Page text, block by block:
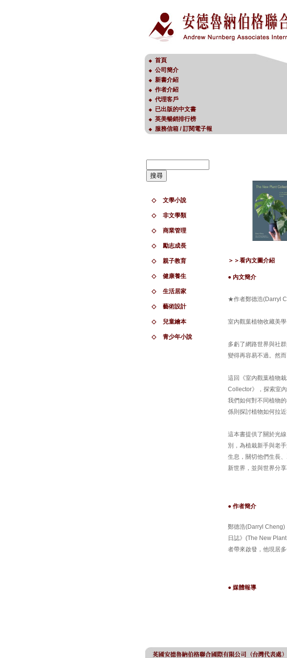
◆ 首頁
◆ 公司簡介
◆ 新書介紹
◆ 作者介紹
◆ 代理客戶
◆ 已出版的中文書
◆ 英美暢銷排行榜
◆ 服務信箱 / 訂閱電子報
◇ 文學小說
◇ 非文學類
◇ 商業管理
◇ 勵志成長
◇ 親子教育
◇ 健康養生
◇ 生活居家
◇ 藝術設計
◇ 兒童繪本
◇ 青少年小說
＞＞看內文圖介紹
● 內文簡介
★作者鄭德浩(Darryl
室內觀葉植物收藏美
多虧了網路世界與社
變得再容易不過。然
這回《室內觀葉植物
Collector》，探索室
我們如何對不同植物
係則探討植物如何拉
這本書提供了關於光
別，為植栽新手與老
生息，關切他們生長
新世界，並與世界分
● 作者簡介
鄭德浩(Darryl Cheng)
日誌》(The New
者帶來啟發，他現居多
● 媒體報導